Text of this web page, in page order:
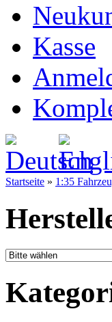
Kasse
Startseite » 1:35